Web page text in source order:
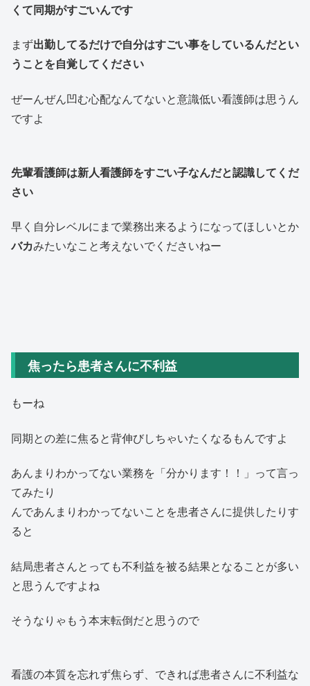
くて同期がすごいんです
まず出勤してるだけで自分はすごい事をしているんだとい
うことを自覚してください
ぜーんぜん凹む心配なんてないと意識低い看護師は思うん
ですよ
先輩看護師は新人看護師をすごい子なんだと認識してくだ
さい
早く自分レベルにまで業務出来るようになってほしいとか
バカみたいなこと考えないでくださいねー
焦ったら患者さんに不利益
もーね
同期との差に焦ると背伸びしちゃいたくなるもんですよ
あんまりわかってない業務を「分かります！！」って言っ
てみたり
んであんまりわかってないことを患者さんに提供したりす
ると
結局患者さんとっても不利益を被る結果となることが多い
と思うんですよね
そうなりゃもう本末転倒だと思うので
看護の本質を忘れず焦らず、できれば患者さんに不利益な